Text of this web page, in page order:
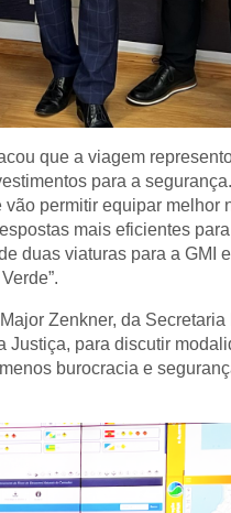
que a viagem
para a
permitir equipar melhor
mais eficientes
duas viaturas para a GMI
Zenkner, da
para discutir
burocracia e